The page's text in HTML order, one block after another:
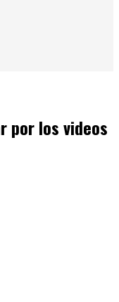
por los videos